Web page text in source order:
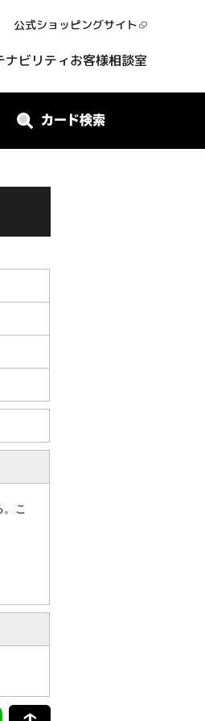
公式ショッピングサイト
ナビリティお客様相談室
カード検索
こ